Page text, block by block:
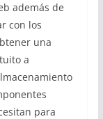
además de
con los
una
a
para